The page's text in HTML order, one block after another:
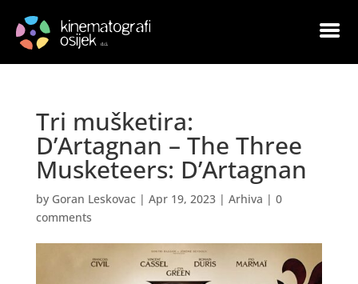
Tri mušketira:
D’Artagnan – The Three
Musketeers: D’Artagnan
by Goran Leskovac| Apr 19, 2023| Arhiva | 0
comments